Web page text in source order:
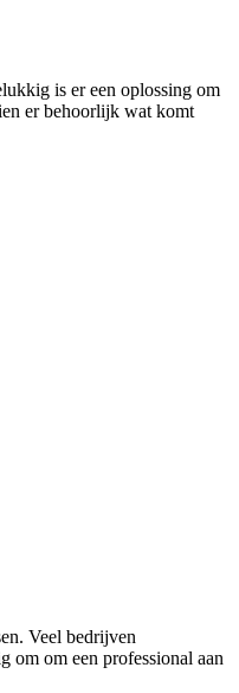
is er een oplossing om
er behoorlijk wat komt
Veel bedrijven
om om een professional aan